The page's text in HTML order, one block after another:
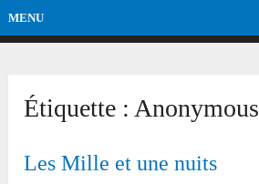
MENU
Étiquette : Anonymous
Les Mille et une nuits